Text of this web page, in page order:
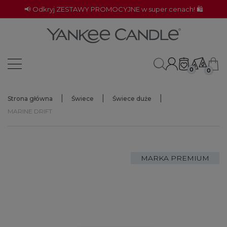
📢 Odkryj ZESTAWY PROMOCYJNE w super cenach! 🛍️
0 0
Strona główna Świece
Świece duże
MARINE DRIFT
MARKA PREMIUM